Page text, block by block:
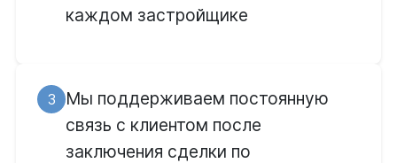
каждом застройщике
3
Мы поддерживаем постоянную
связь с клиентом после
заключения сделки по